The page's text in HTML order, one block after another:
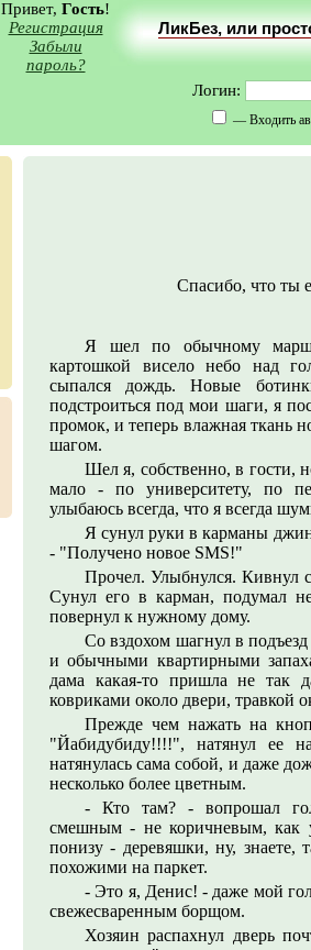
Привет, Гость!
Регистрация
Забыли
пароль?
ЛикБез, или
Логин:
— Входить
Спасибо, что ты
Я шел по обычному
картошкой висело небо над
сыпался дождь. Новые
подстроиться под мои шаги, я
промок, и теперь влажная ткань
шагом.
Шел я, собственно, в гости,
мало - по университету, по
улыбаюсь всегда, что я всегда
Я сунул руки в карманы
- "Получено новое SMS!"
Прочел. Улыбнулся. Кивнул
Сунул его в карман, подумал
повернул к нужному дому.
Со вздохом шагнул в
и обычными квартирными
дама какая-то пришла не так
ковриками около двери, травкой
Прежде чем нажать на
"Йабидубиду!!!!", натянул ее
натянулась сама собой, и даже
несколько более цветным.
- Кто там? - вопрошал
смешным - не коричневым, как
понизу - деревяшки, ну, знаете,
похожими на паркет.
- Это я, Денис! - даже мой
свежесваренным борщом.
Хозяин распахнул дверь